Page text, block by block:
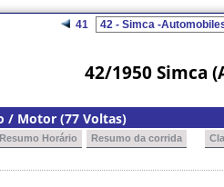
41
42/1950 Simca
/ Motor (77 Voltas)
Resumo Horário Resumo da corrida